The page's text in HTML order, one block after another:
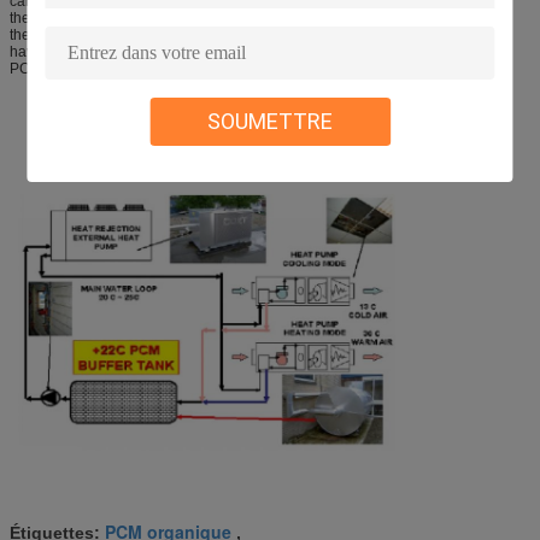
SOUMETTRE
the latent heat capacity of PCM is added to the water tank not only can
the capacity of the tank be increased by as much as 3~4 times but also
having fixed phase change the water outlet temperature can be fixed until the
PCM energy is fully depleted.
Étiquettes: PCM organique ,